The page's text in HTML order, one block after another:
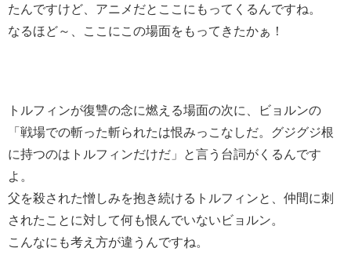
たんですけど、アニメだとここにもってくるんですね。
なるほど～、ここにこの場面をもってきたかぁ！
トルフィンが復讐の念に燃える場面の次に、ビョルンの
「戦場での斬った斬られたは恨みっこなしだ。グジグジ根
に持つのはトルフィンだけだ」と言う台詞がくるんです
よ。
父を殺された憎しみを抱き続けるトルフィンと、仲間に刺
されたことに対して何も恨んでいないビョルン。
こんなにも考え方が違うんですね。